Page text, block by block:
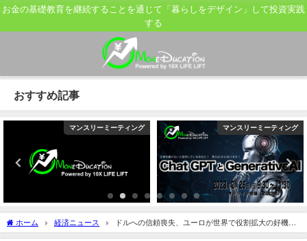
お金の基礎教育を継続することを通じて「暮らしをデザイン」して投資実践
する
おすすめ記事
マンスリーミーティング マンスリーミーティング
ホーム 経済ニュース
ドルへの信頼喪失、ユーロが世界で役割拡大の好機－
ECBエスクリバ氏